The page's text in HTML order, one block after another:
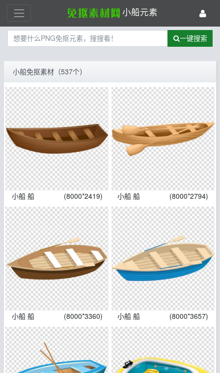
小船元素
一键搜索
小船免抠素材（537个）
小船 船 (8000*2419) 小船 船 (8000*2794)
小船 船 (8000*3360) 小船 船 (8000*3657)